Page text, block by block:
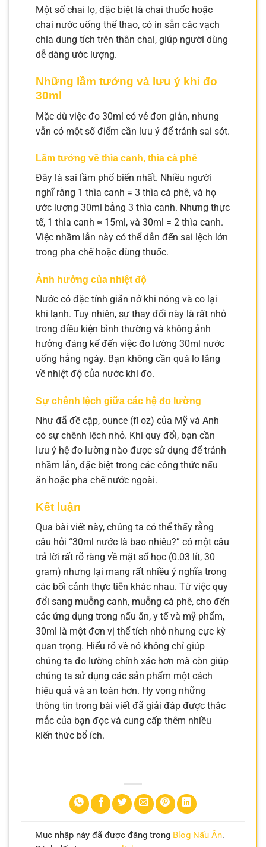
Một số chai lọ, đặc biệt là chai thuốc hoặc
chai nước uống thể thao, có in sẵn các vạch
chia dung tích trên thân chai, giúp người dùng
dễ dàng ước lượng.
Những lầm tưởng và lưu ý khi đo
30ml
Mặc dù việc đo 30ml có vẻ đơn giản, nhưng
vẫn có một số điểm cần lưu ý để tránh sai sót.
Lầm tưởng về thìa canh, thìa cà phê
Đây là sai lầm phổ biến nhất. Nhiều người
nghĩ rằng 1 thìa canh = 3 thìa cà phê, và họ
ước lượng 30ml bằng 3 thìa canh. Nhưng thực
tế, 1 thìa canh ≈ 15ml, và 30ml = 2 thìa canh.
Việc nhầm lẫn này có thể dẫn đến sai lệch lớn
trong pha chế hoặc dùng thuốc.
Ảnh hưởng của nhiệt độ
Nước có đặc tính giãn nở khi nóng và co lại
khi lạnh. Tuy nhiên, sự thay đổi này là rất nhỏ
trong điều kiện bình thường và không ảnh
hưởng đáng kể đến việc đo lường 30ml nước
uống hằng ngày. Bạn không cần quá lo lắng
về nhiệt độ của nước khi đo.
Sự chênh lệch giữa các hệ đo lường
Như đã đề cập, ounce (fl oz) của Mỹ và Anh
có sự chênh lệch nhỏ. Khi quy đổi, bạn cần
lưu ý hệ đo lường nào được sử dụng để tránh
nhầm lẫn, đặc biệt trong các công thức nấu
ăn hoặc pha chế nước ngoài.
Kết luận
Qua bài viết này, chúng ta có thể thấy rằng
câu hỏi “30ml nước là bao nhiêu?” có một câu
trả lời rất rõ ràng về mặt số học (0.03 lít, 30
gram) nhưng lại mang rất nhiều ý nghĩa trong
các bối cảnh thực tiễn khác nhau. Từ việc quy
đổi sang muỗng canh, muỗng cà phê, cho đến
các ứng dụng trong nấu ăn, y tế và mỹ phẩm,
30ml là một đơn vị thể tích nhỏ nhưng cực kỳ
quan trọng. Hiểu rõ về nó không chỉ giúp
chúng ta đo lường chính xác hơn mà còn giúp
chúng ta sử dụng các sản phẩm một cách
hiệu quả và an toàn hơn. Hy vọng những
thông tin trong bài viết đã giải đáp được thắc
mắc của bạn đọc và cung cấp thêm nhiều
kiến thức bổ ích.
Mục nhập này đã được đăng trong Blog Nấu Ăn.